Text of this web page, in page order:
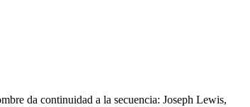
da continuidad a la secuencia: Joseph Lewis,